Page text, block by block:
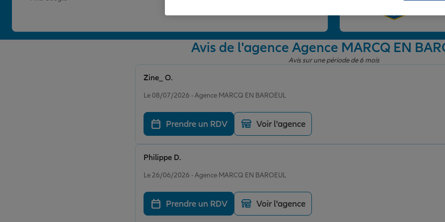
Avis de l'agence Agence MARCQ EN
Avis sur une période de 6 mois
Le 08/07/2026 - Agence MARCQ EN BAROEUL
Zine_ O.
Prendre un RDV Voir l'agence
Le 26/06/2026 - Agence MARCQ EN BAROEUL
Philippe D.
Prendre un RDV Voir l'agence